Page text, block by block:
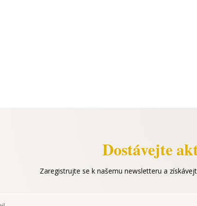
Dostávejte
Zaregistrujte se k našemu newsletteru a